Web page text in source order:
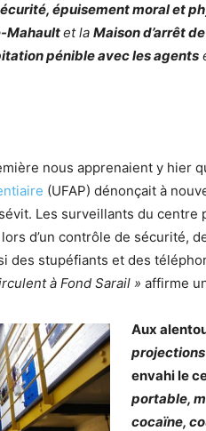
épuisement moral et
Mahaultet la Maison d’arrêt
pénible avec les agents
nous apprenaient y hier
(UFAP) dénonçait à
Les surveillants du
d’un contrôle de sécurité,
des stupéfiants et des
à Fond Sarail » affirme
Aux
projections
envahi le
portable,
cocaïne,